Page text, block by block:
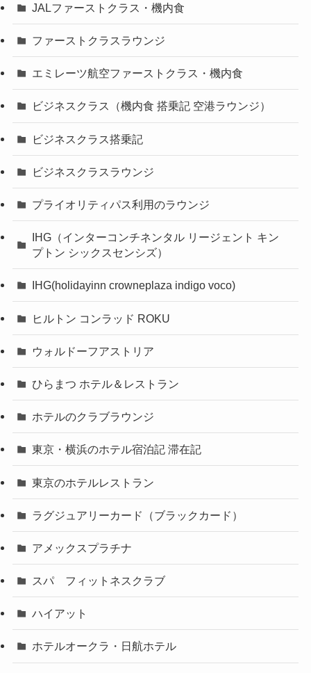
JALファーストクラス・機内食
ファーストクラスラウンジ
エミレーツ航空ファーストクラス・機内食
ビジネスクラス（機内食 搭乗記 空港ラウンジ）
ビジネスクラス搭乗記
ビジネスクラスラウンジ
プライオリティパス利用のラウンジ
IHG（インターコンチネンタル リージェント キン
プトン シックスセンシズ）
IHG(holidayinn crowneplaza indigo voco)
ヒルトン コンラッド ROKU
ウォルドーフアストリア
ひらまつ ホテル＆レストラン
ホテルのクラブラウンジ
東京・横浜のホテル宿泊記 滞在記
東京のホテルレストラン
ラグジュアリーカード（ブラックカード）
アメックスプラチナ
スパ フィットネスクラブ
ハイアット
ホテルオークラ・日航ホテル